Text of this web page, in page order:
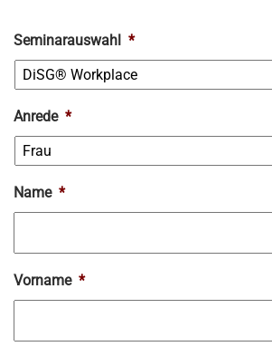
Seminarauswahl *
Anrede *
Name *
Vorname *